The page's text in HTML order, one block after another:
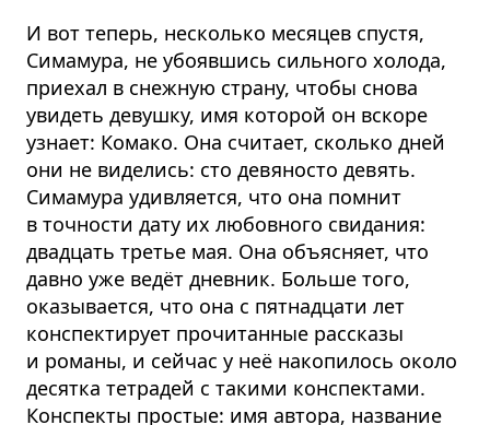
И вот теперь, несколько месяцев спустя,
Симамура, не убоявшись сильного холода,
приехал в снежную страну, чтобы снова
увидеть девушку, имя которой он вскоре
узнает: Комако. Она считает, сколько дней
они не виделись: сто девяносто девять.
Симамура удивляется, что она помнит
в точности дату их любовного свидания:
двадцать третье мая. Она объясняет, что
давно уже ведёт дневник. Больше того,
оказывается, что она с пятнадцати лет
конспектирует прочитанные рассказы
и романы, и сейчас у неё накопилось около
десятка тетрадей с такими конспектами.
Конспекты простые: имя автора, название